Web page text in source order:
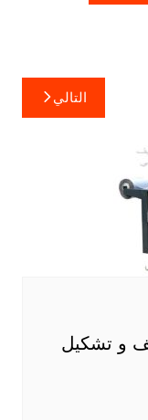
التالي
و تشكيل